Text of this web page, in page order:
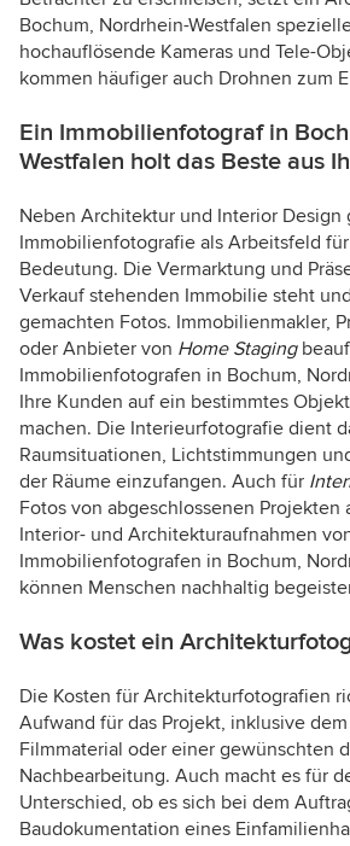
Bochum, Nordrhein-Westfalen
hochauflösende Kameras und Tele-
kommen häufiger auch Drohnen zum
Ein Immobilienfotograf in
Westfalen holt das Beste aus
Neben Architektur und Interior Design
Immobilienfotografie als Arbeitsfeld
Bedeutung. Die Vermarktung und
Verkauf stehenden Immobilie steht
gemachten Fotos. Immobilienmakler,
oder Anbieter von Home Staging
Immobilienfotografen in Bochum,
Ihre Kunden auf ein bestimmtes
machen. Die Interieurfotografie dient
Raumsituationen, Lichtstimmungen
der Räume einzufangen. Auch für
Fotos von abgeschlossenen Projekten
Interior- und Architekturaufnahmen
Immobilienfotografen in Bochum,
können Menschen nachhaltig
Was kostet ein
Die Kosten für Architekturfotografien
Aufwand für das Projekt, inklusive
Filmmaterial oder einer gewünschten
Nachbearbeitung. Auch macht es für
Unterschied, ob es sich bei dem
Baudokumentation eines